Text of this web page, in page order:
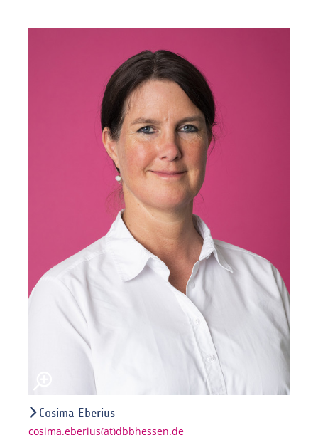
Cosima Eberius
cosima.eberius(at)dbbhessen.de